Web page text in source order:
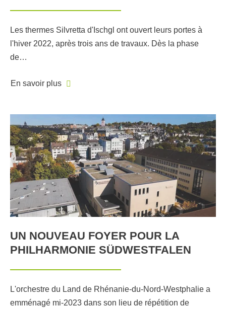
Les thermes Silvretta d'Ischgl ont ouvert leurs portes à
l'hiver 2022, après trois ans de travaux. Dès la phase
de…
En savoir plus
UN NOUVEAU FOYER POUR LA
PHILHARMONIE SÜDWESTFALEN
L'orchestre du Land de Rhénanie-du-Nord-Westphalie a
emménagé mi-2023 dans son lieu de répétition de